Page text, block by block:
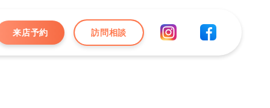
来店予約 訪問相談